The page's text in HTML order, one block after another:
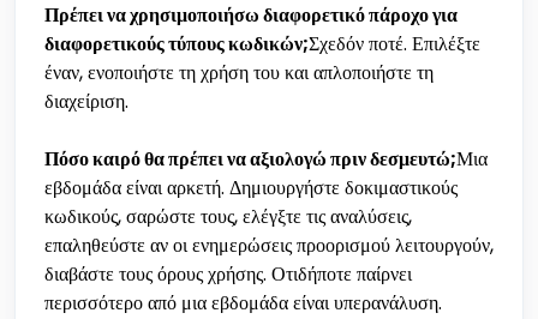
Πρέπει να χρησιμοποιήσω διαφορετικό πάροχο για
διαφορετικούς τύπους κωδικών;Σχεδόν ποτέ. Επιλέξτε
έναν, ενοποιήστε τη χρήση του και απλοποιήστε τη
διαχείριση.
Πόσο καιρό θα πρέπει να αξιολογώ πριν δεσμευτώ;Μια
εβδομάδα είναι αρκετή. Δημιουργήστε δοκιμαστικούς
κωδικούς, σαρώστε τους, ελέγξτε τις αναλύσεις,
επαληθεύστε αν οι ενημερώσεις προορισμού λειτουργούν,
διαβάστε τους όρους χρήσης. Οτιδήποτε παίρνει
περισσότερο από μια εβδομάδα είναι υπερανάλυση.